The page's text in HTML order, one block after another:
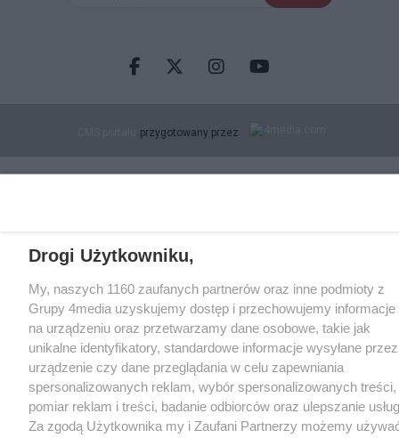
Facebook.com
X.comInstagram.com
Youtube.com
przygotowany przez
Drogi Użytkowniku,
My, naszych 1160 zaufanych partnerów oraz inne podmioty z
Grupy 4media uzyskujemy dostęp i przechowujemy informacje
na urządzeniu oraz przetwarzamy dane osobowe, takie jak
unikalne identyfikatory, standardowe informacje wysyłane przez
urządzenie czy dane przeglądania w celu zapewniania
spersonalizowanych reklam, wybór spersonalizowanych treści,
pomiar reklam i treści, badanie odbiorców oraz ulepszanie
Za zgodą Użytkownika my i Zaufani Partnerzy możemy